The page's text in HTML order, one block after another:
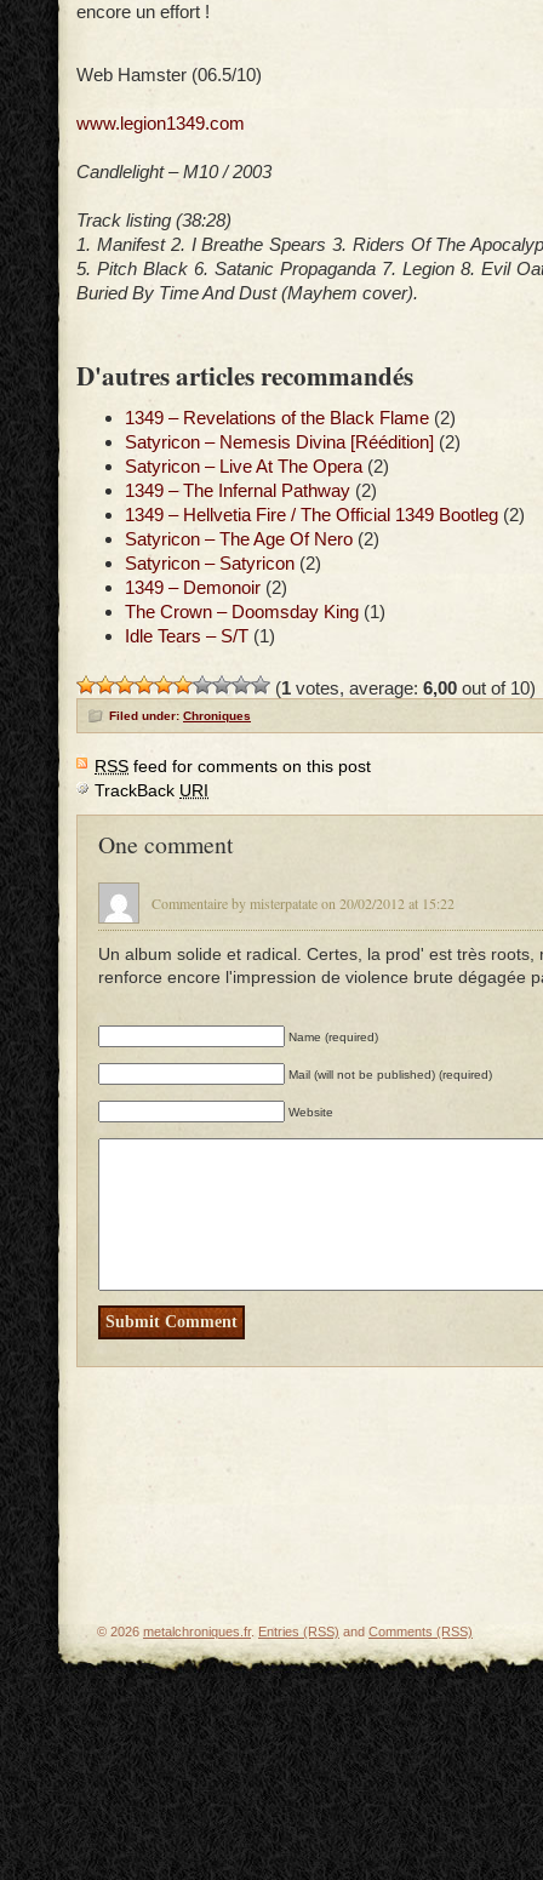
encore un effort !
Web Hamster (06.5/10)
www.legion1349.com
Candlelight – M10 / 2003
Track listing (38:28)
1. Manifest 2. I Breathe Spears 3. Riders Of The
5. Pitch Black 6. Satanic Propaganda 7. Legion 8. Evil
Buried By Time And Dust (Mayhem cover).
D'autres articles recommandés
1349 – Revelations of the Black Flame (2)
Satyricon – Nemesis Divina [Réédition] (2)
Satyricon – Live At The Opera (2)
1349 – The Infernal Pathway (2)
1349 – Hellvetia Fire / The Official 1349 Bootleg (2)
Satyricon – The Age Of Nero (2)
Satyricon – Satyricon (2)
1349 – Demonoir (2)
The Crown – Doomsday King (1)
Idle Tears – S/T (1)
(1 votes, average: 6,00 out of 10)
Filed under: Chroniques
RSS feed for comments on this post
TrackBack URI
One comment
Commentaire by misterpatate on 20/02/2012 at 15:22
Un album solide et radical. Certes, la prod' est très roots,
renforce encore l'impression de violence brute dégagée
Name (required)
Mail (will not be published) (required)
Website
© 2026 metalchroniques.fr. Entries (RSS) and Comments (RSS)